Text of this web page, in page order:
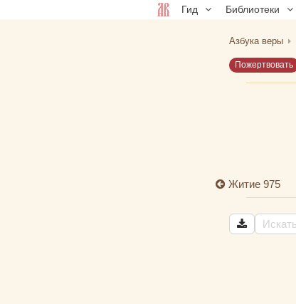
Гид Библиотеки
Азбука веры
Пожертвовать
Житие 975